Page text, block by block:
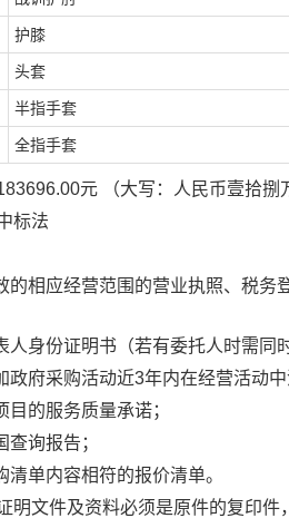
护膝
头套
半指手套
全指手套
元 （大写：人民币壹拾捌
标法
的相应经营范围的营业执照、税
人身份证明书（若有委托人时需同
政府采购活动近3年内在经营活动
的服务质量承诺；
询报告；
单内容相符的报价清单。
明文件及资料必须是原件的复印